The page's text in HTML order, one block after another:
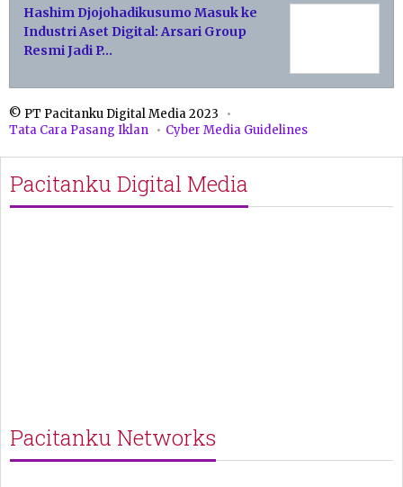
Hashim Djojohadikusumo Masuk ke
Industri Aset Digital: Arsari Group
Resmi Jadi P…
© PT Pacitanku Digital Media 2023
Tata Cara Pasang Iklan
Cyber Media Guidelines
Pacitanku Digital Media
Pacitanku Networks